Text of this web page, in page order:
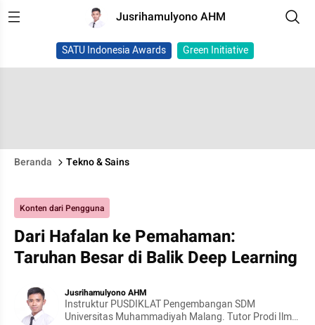
Jusrihamulyono AHM
SATU Indonesia Awards Green Initiative
Beranda Tekno & Sains
Konten dari Pengguna
Dari Hafalan ke Pemahaman:
Taruhan Besar di Balik Deep Learning
Jusrihamulyono AHM
Instruktur PUSDIKLAT Pengembangan SDM
Universitas Muhammadiyah Malang. Tutor Prodi Ilmu